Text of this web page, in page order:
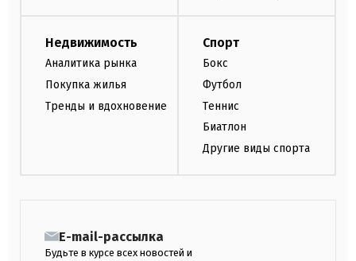
Недвижимость
Аналитика рынка
Покупка жилья
Тренды и вдохновение
Спорт
Бокс
Футбол
Теннис
Биатлон
Другие виды спорта
E-mail-рассылка
Будьте в курсе всех новостей и